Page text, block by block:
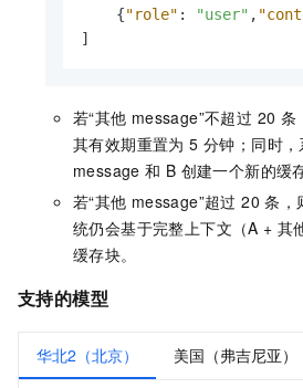
{"role" : "user" ,
]
若“其他 message”不超过 20
其有效期重置为 5 分钟；同时
message 和 B 创建一个新的缓
若“其他 message”超过 20 条
统仍会基于完整上下文（A + 其
缓存块。
支持的模型
华北2（北京） 美国（弗吉尼亚）